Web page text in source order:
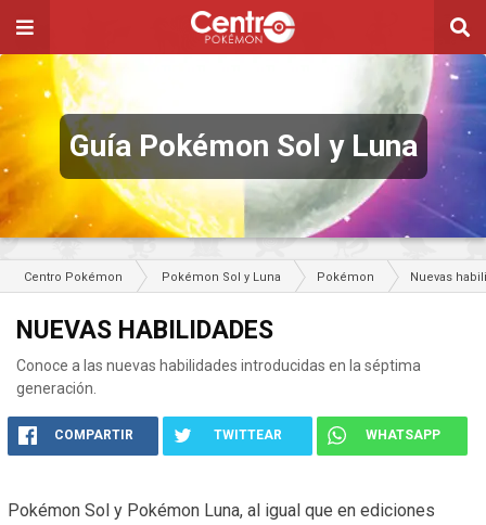
Guía Pokémon Sol y Luna
Centro Pokémon Pokémon Sol y Luna Pokémon Nuevas
NUEVAS HABILIDADES
Conoce a las nuevas habilidades introducidas en la séptima
generación.
COMPARTIR TWITTEAR WHATSAPP
Pokémon Sol y Pokémon Luna, al igual que en ediciones